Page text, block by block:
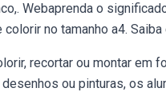
Webaprenda o
no tamanho a4.
recortar ou montar em
ou pinturas, os